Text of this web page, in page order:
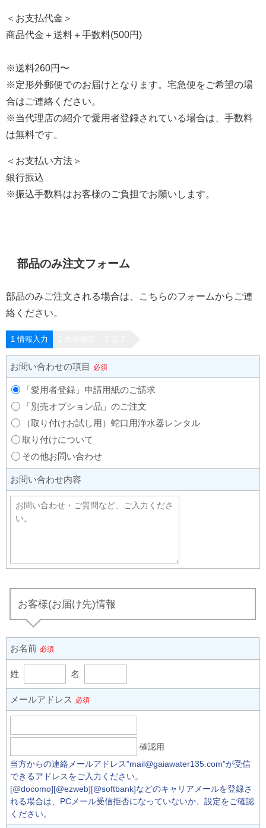
＜お支払代金＞
商品代金＋送料＋手数料(500円)
※送料260円〜
※定形外郵便でのお届けとなります。宅急便をご希望の場
合はご連絡ください。
※当代理店の紹介で愛用者登録されている場合は、手数料
は無料です。
＜お支払い方法＞
銀行振込
※振込手数料はお客様のご負担でお願いします。
部品のみ注文フォーム
部品のみご注文される場合は、こちらのフォームからご連
絡ください。